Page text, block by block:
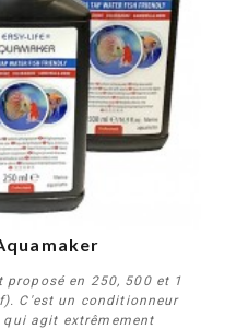
proposé en 250, 500 et 1
C'est un conditionneur
agit extrêmement